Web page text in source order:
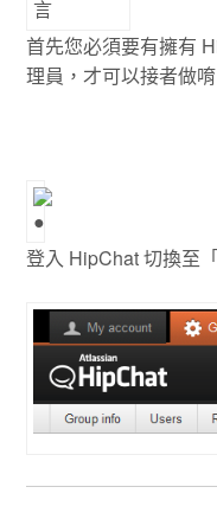
首先您必須要有擁有
理員，才可以接者做唷
登入 HipChat 切換至